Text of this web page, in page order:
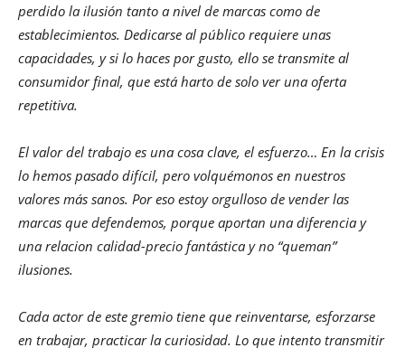
perdido la ilusión tanto a nivel de marcas como de
establecimientos. Dedicarse al público requiere unas
capacidades, y si lo haces por gusto, ello se transmite al
consumidor final, que está harto de solo ver una oferta
repetitiva.
El valor del trabajo es una cosa clave, el esfuerzo… En la crisis
lo hemos pasado difícil, pero volquémonos en nuestros
valores más sanos. Por eso estoy orgulloso de vender las
marcas que defendemos, porque aportan una diferencia y
una relacion calidad-precio fantástica y no “queman”
ilusiones.
Cada actor de este gremio tiene que reinventarse, esforzarse
en trabajar, practicar la curiosidad. Lo que intento transmitir